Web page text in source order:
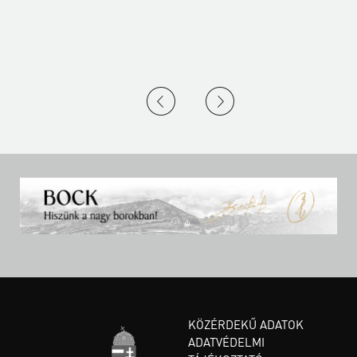
KÖZÉRDEKŰ ADATOK
ADATVÉDELMI